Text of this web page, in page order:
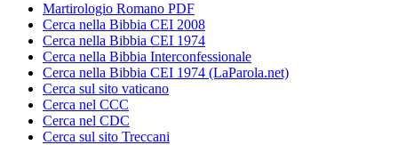
Martirologio Romano PDF
Cerca nella Bibbia CEI 2008
Cerca nella Bibbia CEI 1974
Cerca nella Bibbia Interconfessionale
Cerca nella Bibbia CEI 1974 (LaParola.net)
Cerca sul sito vaticano
Cerca nel CCC
Cerca nel CDC
Cerca sul sito Treccani